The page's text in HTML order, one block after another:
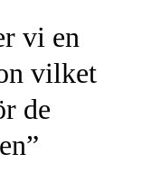
vi en
vilket
de